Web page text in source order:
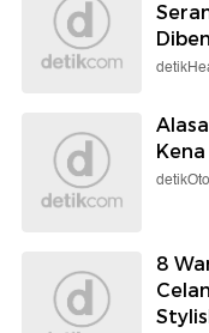
detikOto
8